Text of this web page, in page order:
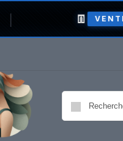
VENTE FLASH -